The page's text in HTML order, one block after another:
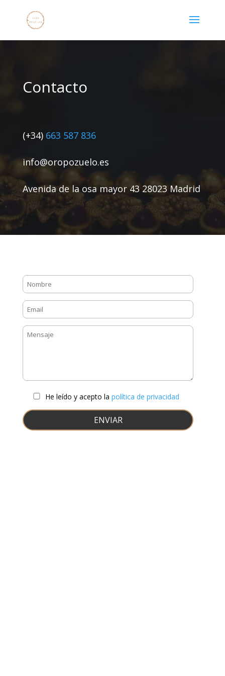
Contacto
(+34) 663 587 836
info@oropozuelo.es
Avenida de la osa mayor 43 28023 Madrid
He leído y acepto la política de privacidad